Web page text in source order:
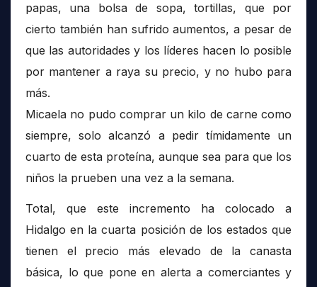
papas, una bolsa de sopa, tortillas, que por
cierto también han sufrido aumentos, a pesar de
que las autoridades y los líderes hacen lo posible
por mantener a raya su precio, y no hubo para
más.
Micaela no pudo comprar un kilo de carne como
siempre, solo alcanzó a pedir tímidamente un
cuarto de esta proteína, aunque sea para que los
niños la prueben una vez a la semana.
Total, que este incremento ha colocado a
Hidalgo en la cuarta posición de los estados que
tienen el precio más elevado de la canasta
básica, lo que pone en alerta a comerciantes y